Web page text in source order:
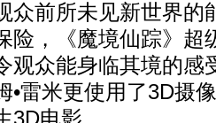
众前所未见新世界的
险，《魔境仙踪》超
观众能身临其境的感
•雷米更使用了3D摄